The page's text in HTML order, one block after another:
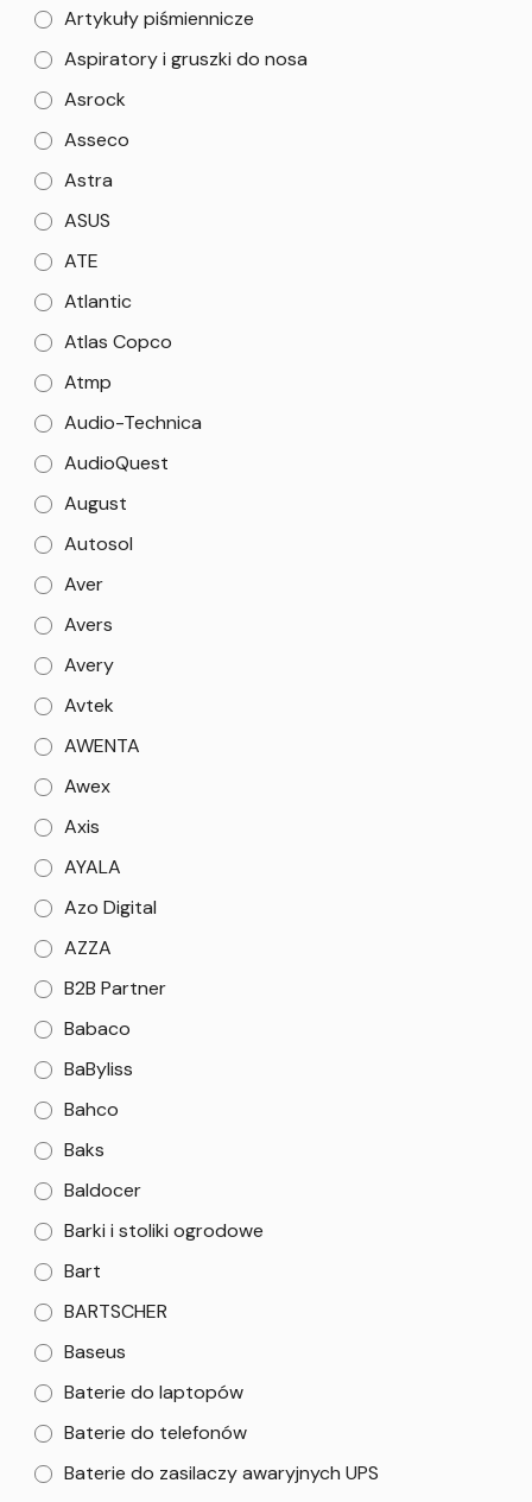
Artykuły piśmiennicze
Aspiratory i gruszki do nosa
Asrock
Asseco
Astra
ASUS
ATE
Atlantic
Atlas Copco
Atmp
Audio-Technica
AudioQuest
August
Autosol
Aver
Avers
Avery
Avtek
AWENTA
Awex
Axis
AYALA
Azo Digital
AZZA
B2B Partner
Babaco
BaByliss
Bahco
Baks
Baldocer
Barki i stoliki ogrodowe
Bart
BARTSCHER
Baseus
Baterie do laptopów
Baterie do telefonów
Baterie do zasilaczy awaryjnych UPS